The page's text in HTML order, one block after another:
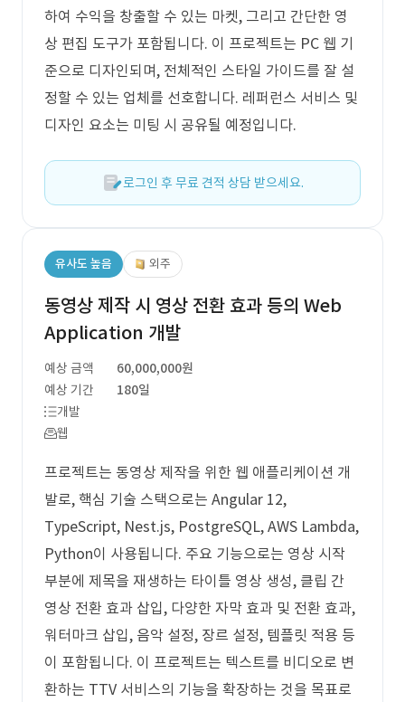
하여 수익을 창출할 수 있는 마켓, 그리고 간단한 영
상 편집 도구가 포함됩니다. 이 프로젝트는 PC 웹 기
준으로 디자인되며, 전체적인 스타일 가이드를 잘 설
정할 수 있는 업체를 선호합니다. 레퍼런스 서비스 및
디자인 요소는 미팅 시 공유될 예정입니다.
로그인 후 무료 견적 상담 받으세요.
유사도 높음 외주
동영상 제작 시 영상 전환 효과 등의 Web
Application 개발
예상 금액
60,000,000원
예상 기간
180일
개발
웹
프로젝트는 동영상 제작을 위한 웹 애플리케이션 개
발로, 핵심 기술 스택으로는 Angular 12,
TypeScript, Nest.js, PostgreSQL, AWS Lambda,
Python이 사용됩니다. 주요 기능으로는 영상 시작
부분에 제목을 재생하는 타이틀 영상 생성, 클립 간
영상 전환 효과 삽입, 다양한 자막 효과 및 전환 효과,
워터마크 삽입, 음악 설정, 장르 설정, 템플릿 적용 등
이 포함됩니다. 이 프로젝트는 텍스트를 비디오로 변
환하는 TTV 서비스의 기능을 확장하는 것을 목표로